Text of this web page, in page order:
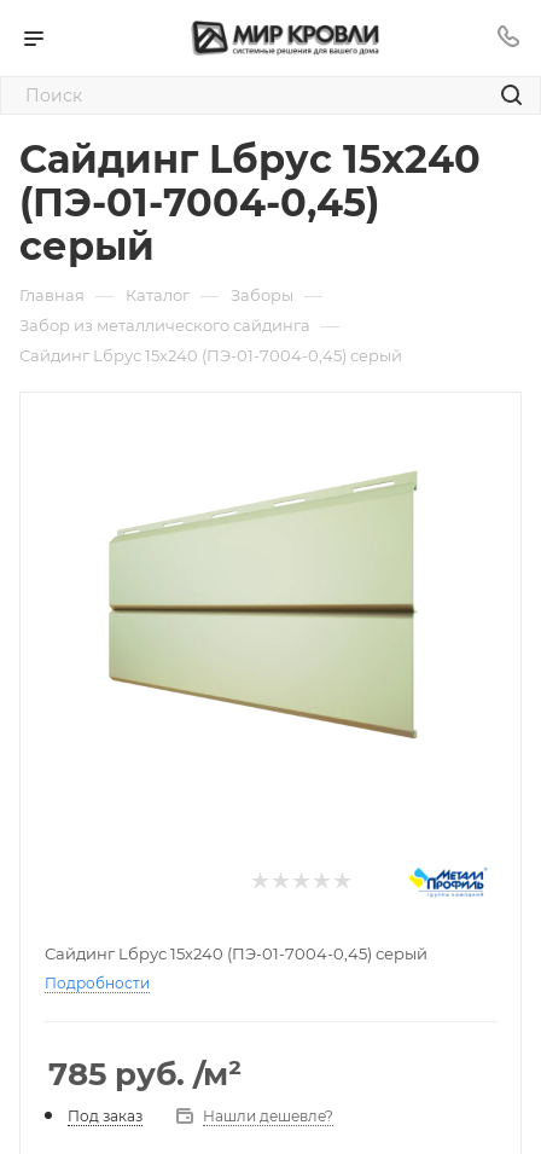
Сайдинг Lбрус 15х240
(ПЭ-01-7004-0,45)
серый
Главная — Каталог — Заборы —
Забор из металлического сайдинга —
Сайдинг Lбрус 15х240 (ПЭ-01-7004-0,45) серый
Сайдинг Lбрус 15х240 (ПЭ-01-7004-0,45) серый
Подробности
785 руб. /м²
Под заказ Нашли дешевле?